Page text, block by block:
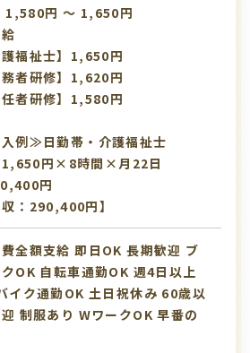
1,580円 〜 1,650円
護福祉士】1,650円
務者研修】1,620円
任者研修】1,580円
例≫日勤帯・介護福祉士
1,650円×8時間×月22日
円
収：290,400円】
全額支給 即日OK 長期歓迎 ブ
OK 自転車通勤OK 週4日以上
イク通勤OK 土日祝休み 60歳以
制服あり WワークOK 早番の